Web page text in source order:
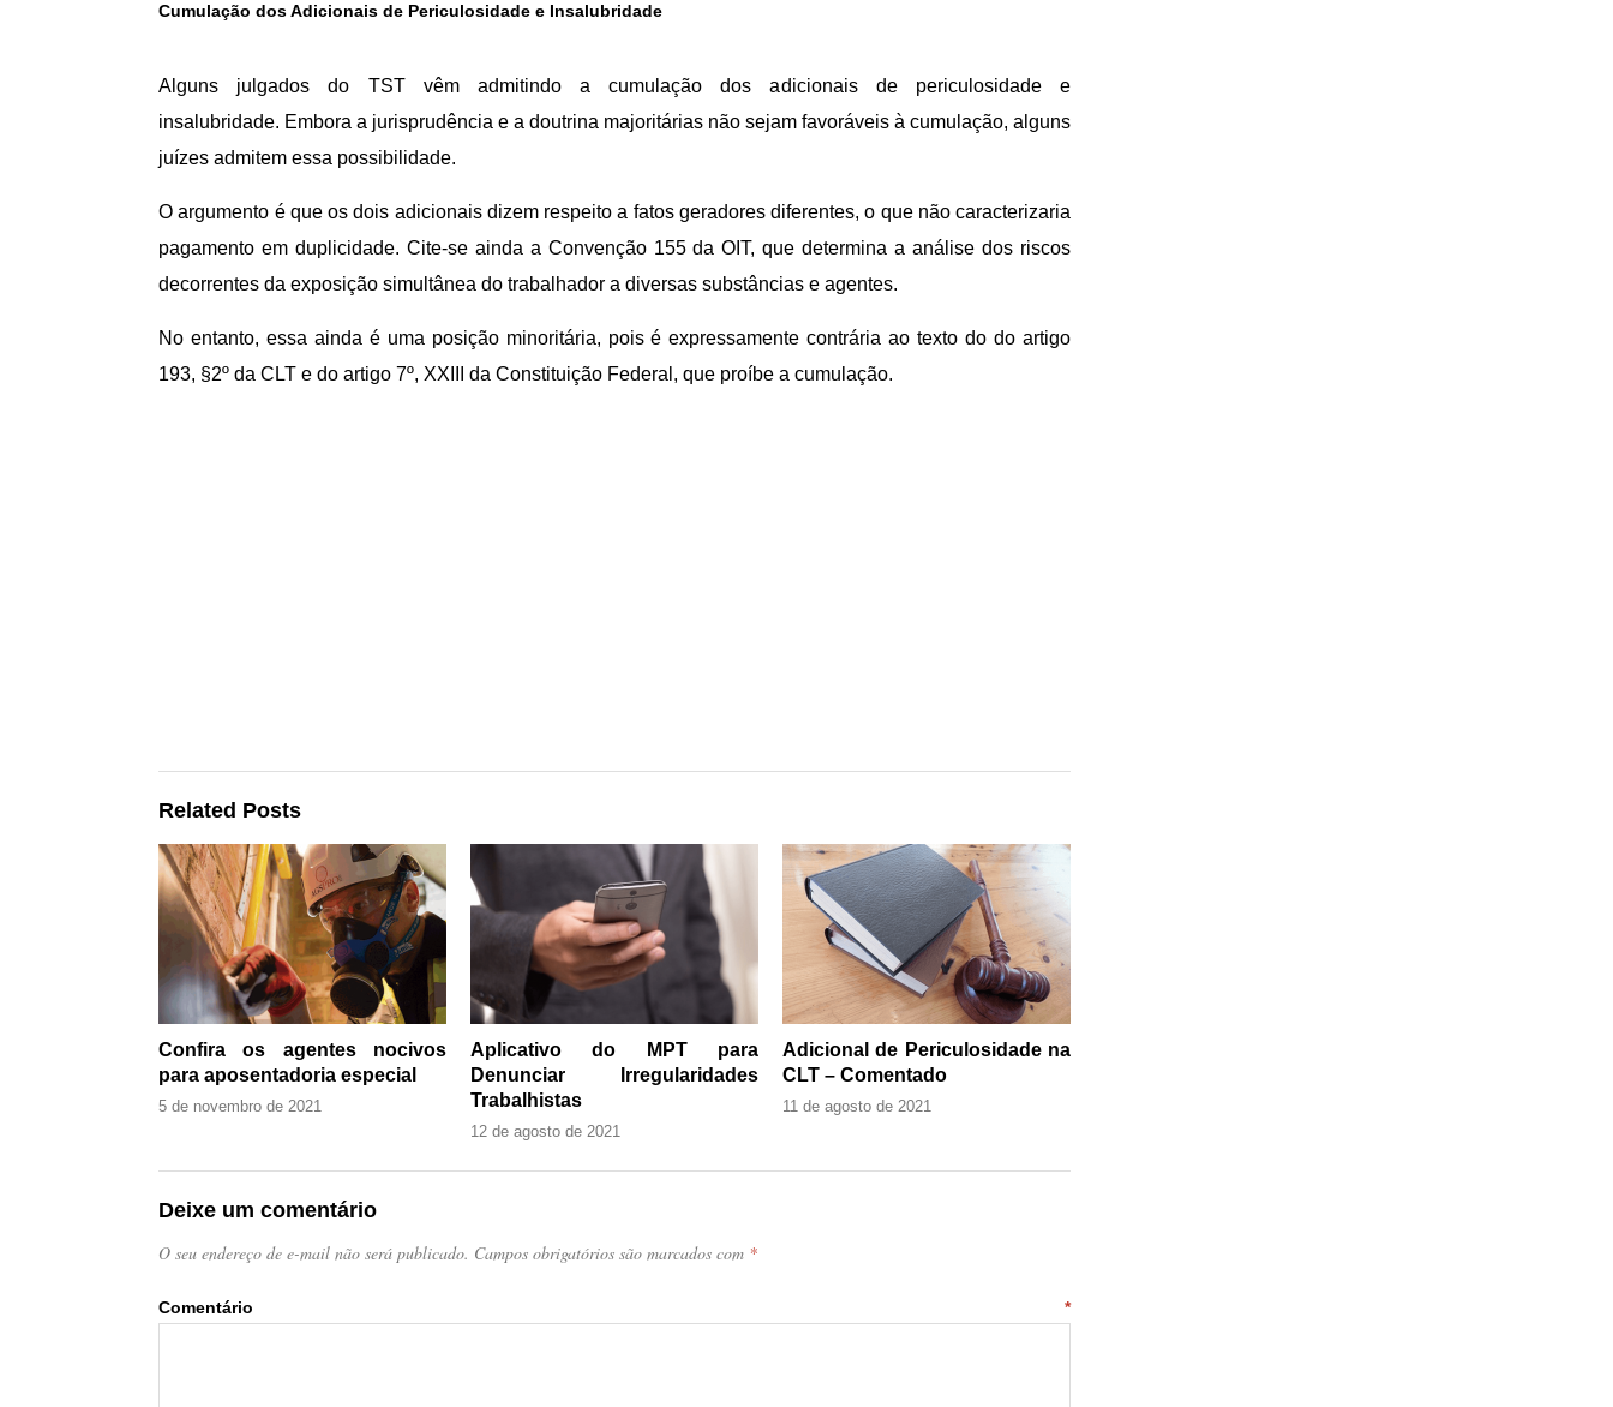
Cumulação dos Adicionais de Periculosidade e Insalubridade
Alguns julgados do TST vêm admitindo a cumulação dos adicionais de periculosidade e
insalubridade. Embora a jurisprudência e a doutrina majoritárias não sejam favoráveis à cumulação, alguns
juízes admitem essa possibilidade.
O argumento é que os dois adicionais dizem respeito a fatos geradores diferentes, o que não caracterizaria
pagamento em duplicidade. Cite-se ainda a Convenção 155 da OIT, que determina a análise dos riscos
decorrentes da exposição simultânea do trabalhador a diversas substâncias e agentes.
No entanto, essa ainda é uma posição minoritária, pois é expressamente contrária ao texto do do artigo
193, §2º da CLT e do artigo 7º, XXIII da Constituição Federal, que proíbe a cumulação.
Related Posts
Confira os agentes nocivos
para aposentadoria especial
5 de novembro de 2021
Aplicativo do MPT para
Denunciar Irregularidades
Trabalhistas
12 de agosto de 2021
Adicional de Periculosidade na
CLT – Comentado
11 de agosto de 2021
Deixe um comentário
O seu endereço de e-mail não será publicado. Campos obrigatórios são marcados com *
Comentário *